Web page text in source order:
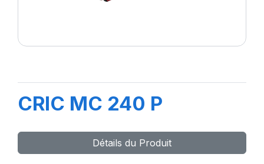
CRIC MC 240 P
Détails du Produit